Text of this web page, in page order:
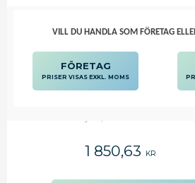
CELL-AIRE®
CM X 300 M
1 850,63 KR
VILL DU HANDLA SOM FÖRETAG
FÖRETAG
PRISER VISAS EXKL. MOMS